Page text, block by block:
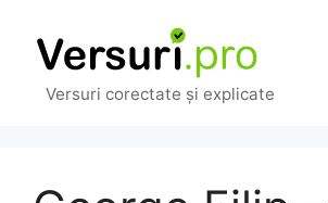
conținut
Versuri corectate și explicate